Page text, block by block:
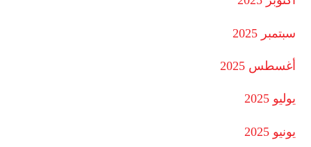
سبتمبر 2025
أغسطس 2025
يوليو 2025
يونيو 2025